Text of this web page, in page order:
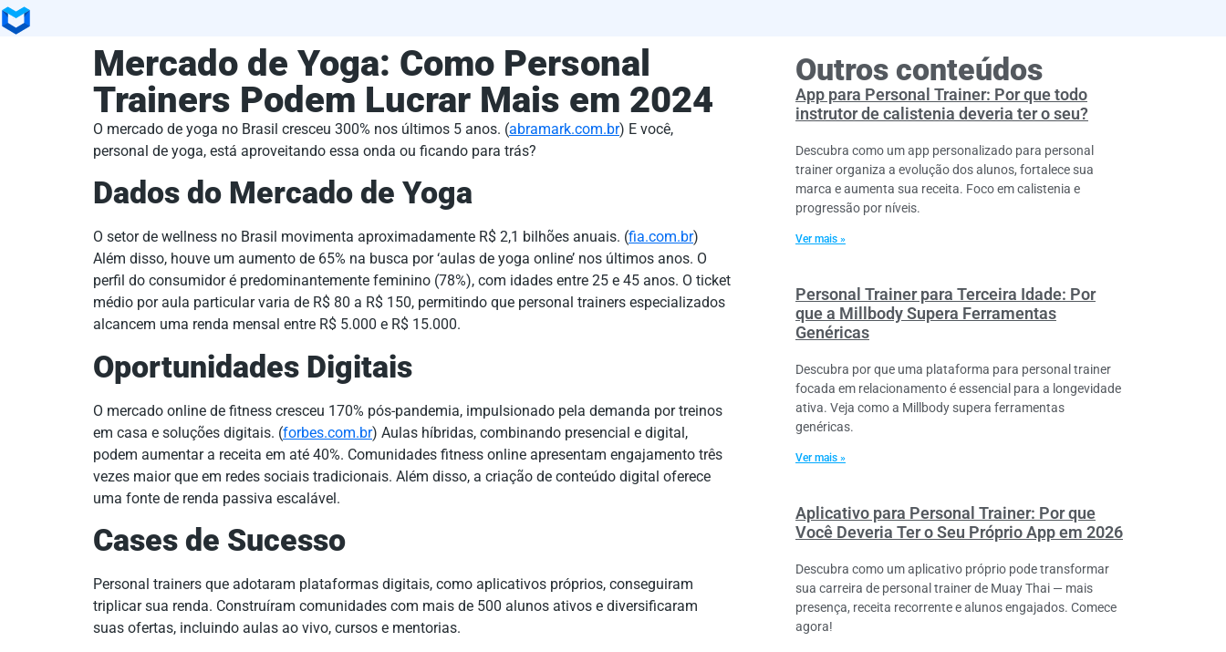
Mercado de Yoga: Como Personal
Trainers Podem Lucrar Mais em 2024
O mercado de yoga no Brasil cresceu 300% nos últimos 5 anos. (abramark.com.br) E você,
personal de yoga, está aproveitando essa onda ou ficando para trás?
Dados do Mercado de Yoga
O setor de wellness no Brasil movimenta aproximadamente R$ 2,1 bilhões anuais. (fia.com.br)
Além disso, houve um aumento de 65% na busca por ‘aulas de yoga online’ nos últimos anos. O
perfil do consumidor é predominantemente feminino (78%), com idades entre 25 e 45 anos. O ticket
médio por aula particular varia de R$ 80 a R$ 150, permitindo que personal trainers especializados
alcancem uma renda mensal entre R$ 5.000 e R$ 15.000.
Oportunidades Digitais
O mercado online de fitness cresceu 170% pós-pandemia, impulsionado pela demanda por treinos
em casa e soluções digitais. (forbes.com.br) Aulas híbridas, combinando presencial e digital,
podem aumentar a receita em até 40%. Comunidades fitness online apresentam engajamento três
vezes maior que em redes sociais tradicionais. Além disso, a criação de conteúdo digital oferece
uma fonte de renda passiva escalável.
Cases de Sucesso
Personal trainers que adotaram plataformas digitais, como aplicativos próprios, conseguiram
triplicar sua renda. Construíram comunidades com mais de 500 alunos ativos e diversificaram
suas ofertas, incluindo aulas ao vivo, cursos e mentorias.
Outros conteúdos
App para Personal Trainer: Por que todo
instrutor de calistenia deveria ter o seu?
Descubra como um app personalizado para personal
trainer organiza a evolução dos alunos, fortalece sua
marca e aumenta sua receita. Foco em calistenia e
progressão por níveis.
Ver mais »
Personal Trainer para Terceira Idade: Por
que a Millbody Supera Ferramentas
Genéricas
Descubra por que uma plataforma para personal trainer
focada em relacionamento é essencial para a longevidade
ativa. Veja como a Millbody supera ferramentas
genéricas.
Ver mais »
Aplicativo para Personal Trainer: Por que
Você Deveria Ter o Seu Próprio App em 2026
Descubra como um aplicativo próprio pode transformar
sua carreira de personal trainer de Muay Thai — mais
presença, receita recorrente e alunos engajados. Comece
agora!